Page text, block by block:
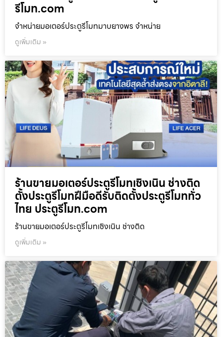
รีโมท.com
จำหน่ายมอเตอร์ประตูรีโมทมาบยางพร จำหน่าย
ดูเพิ่มเติม »
ร้านขายมอเตอร์ประตูรีโมทเชิงเนิน ช่างติด
ตั้งประตูรีโมทฝีมือดีรับติดตั้งประตูรีโมททั่ว
ไทย ประตูรีโมท.com
ร้านขายมอเตอร์ประตูรีโมทเชิงเนิน ช่างติด
ดูเพิ่มเติม »